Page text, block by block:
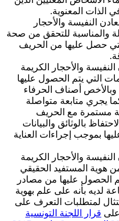
الذات المعنوية.
النفيسة والأحجار
والمناسبة للتحقق من صحة
التي حصل عليها من الحريف
والأحجار الكريمة
التي يتم الحصول عليها
وبالأخص أصناف الحرفاء
يجري متابعة متواصلة
مستمرة مع الحريف
بالوثائق والبيانات
بموجب إجراءات العناية
والأحجار الكريمة
هوية المستفيد الحقيقي
الحصول عليها من مصادر
لديه بأنه على علم بهوية
لمتطلبات التعرف على
على قرار اللجنة التونسية